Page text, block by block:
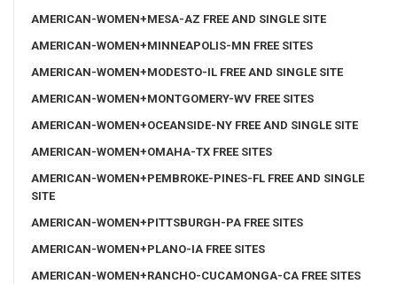
AMERICAN-WOMEN+MESA-AZ FREE AND SINGLE SITE
AMERICAN-WOMEN+MINNEAPOLIS-MN FREE SITES
AMERICAN-WOMEN+MODESTO-IL FREE AND SINGLE SITE
AMERICAN-WOMEN+MONTGOMERY-WV FREE SITES
AMERICAN-WOMEN+OCEANSIDE-NY FREE AND SINGLE SITE
AMERICAN-WOMEN+OMAHA-TX FREE SITES
AMERICAN-WOMEN+PEMBROKE-PINES-FL FREE AND SINGLE
SITE
AMERICAN-WOMEN+PITTSBURGH-PA FREE SITES
AMERICAN-WOMEN+PLANO-IA FREE SITES
AMERICAN-WOMEN+RANCHO-CUCAMONGA-CA FREE SITES